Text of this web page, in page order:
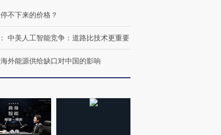
停不下来的价格？
： 中美人工智能竞争：道路比技术更重要
海外能源供给缺口对中国的影响